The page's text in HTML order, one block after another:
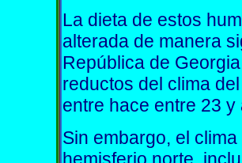
La dieta de estos
alterada de manera
República de
reductos del clima
entre hace entre 23
Sin embargo, el
hemisferio norte,